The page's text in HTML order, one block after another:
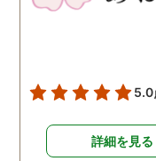
5.0
詳細を見る